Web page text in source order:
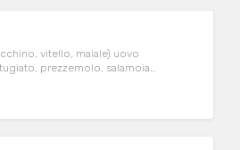
vitello, maiale) uovo
prezzemolo, salamoia